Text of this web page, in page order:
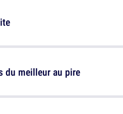
du meilleur au pire